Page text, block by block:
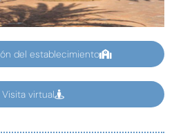
del establecimiento
Visita virtual